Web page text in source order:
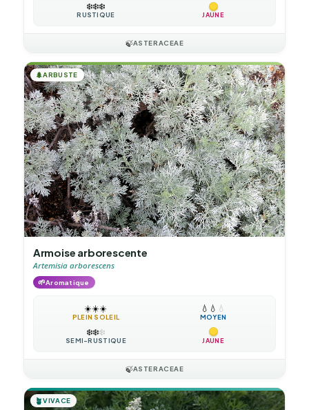
❄️❄️❄️
RUSTIQUE JAUNE
🍃ASTERACEAE
🌲ARBUSTE
Armoise arborescente
Artemisia arborescens
🌱Aromatique
☀️☀️☀️
PLEIN SOLEIL
💧 💧 💧
MOYEN
❄️❄️❄️
SEMI-RUSTIQUE JAUNE
🍃ASTERACEAE
🪴VIVACE